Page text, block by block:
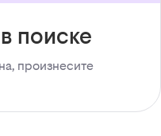
поиске
произнесите